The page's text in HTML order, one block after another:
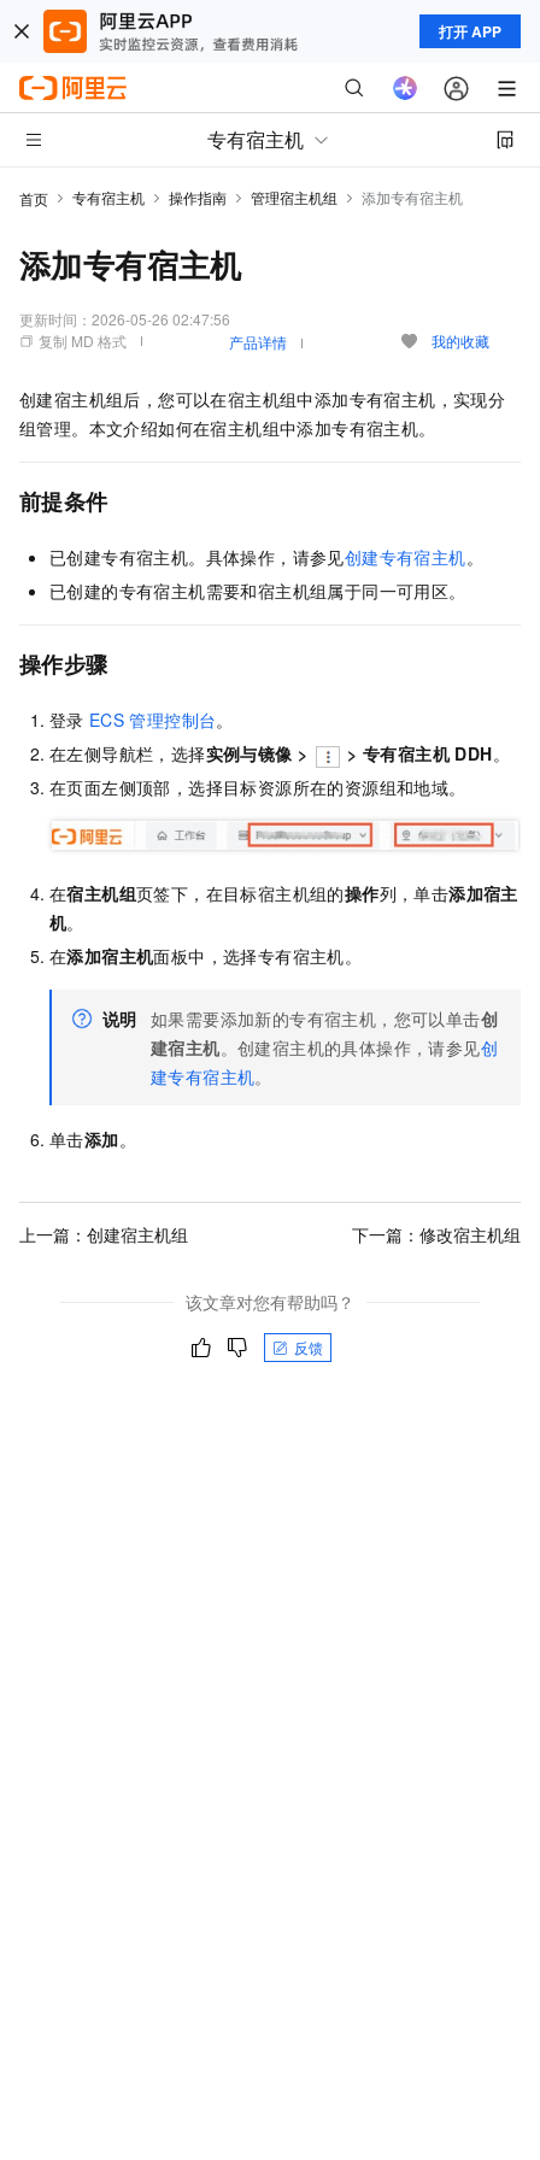
打开 APP
专有宿主机
首页 专有宿主机 操作指南 管理宿主机组 添加专有宿主机
添加专有宿主机
更新时间： 2026-05-26 02:47:56
复制 MD 格式
产品详情 我的收藏
创建宿主机组后，您可以在宿主机组中添加专有宿主机，实现分
组管理。本文介绍如何在宿主机组中添加专有宿主机。
前提条件
已创建专有宿主机。具体操作，请参见创建专有宿主机。
已创建的专有宿主机需要和宿主机组属于同一可用区。
操作步骤
登录 ECS 管理控制台。
在左侧导航栏，选择实例与镜像 > >专有宿主机 DDH。
在页面左侧顶部，选择目标资源所在的资源组和地域。
在宿主机组页签下，在目标宿主机组的操作列，单击添加宿主
机。
在添加宿主机面板中，选择专有宿主机。
说明 如果需要添加新的专有宿主机，您可以单击创
建宿主机。创建宿主机的具体操作，请参见创
建专有宿主机。
单击添加。
上一篇： 创建宿主机组 下一篇： 修改宿主机组
该文章对您有帮助吗？
反馈